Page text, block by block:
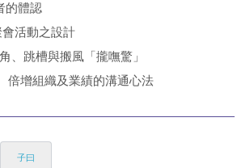
的體認
活動之設計
、跳槽與搬風「攏嘸驚」
倍增組織及業績的溝通心法
子曰